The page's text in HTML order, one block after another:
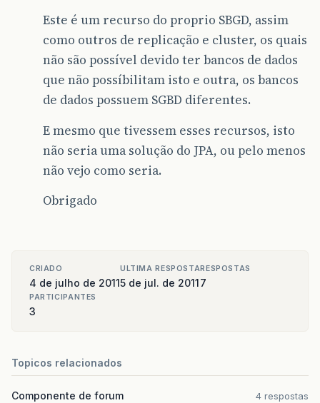
Este é um recurso do proprio SBGD, assim
como outros de replicação e cluster, os quais
não são possível devido ter bancos de dados
que não possíbilitam isto e outra, os bancos
de dados possuem SGBD diferentes.
E mesmo que tivessem esses recursos, isto
não seria uma solução do JPA, ou pelo menos
não vejo como seria.
Obrigado
CRIADO
4 de julho de 2011
ULTIMA RESPOSTA
5 de jul. de 2011
RESPOSTAS
7
PARTICIPANTES
3
Topicos relacionados
Componente de forum 4 respostas